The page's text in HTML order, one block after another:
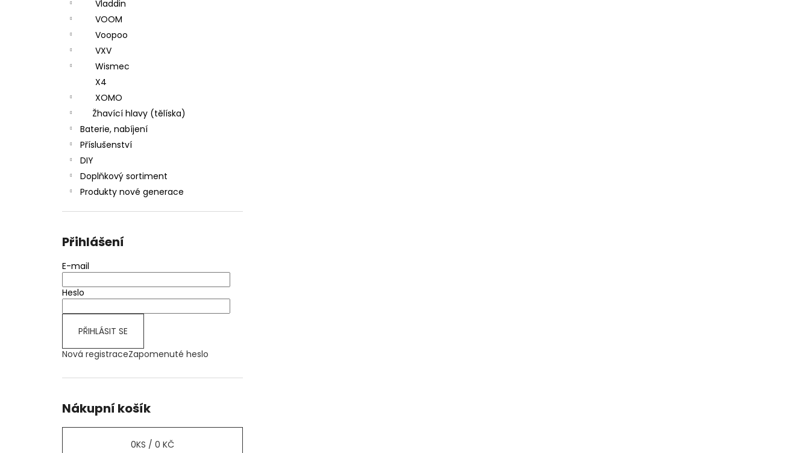
Vladdin
VOOM
Voopoo
VXV
Wismec
X4
XOMO
Žhavící hlavy (tělíska)
Baterie, nabíjení
Příslušenství
DIY
Doplňkový sortiment
Produkty nové generace
Přihlášení
E-mail
Heslo
PŘIHLÁSIT SE
Nová registraceZapomenuté heslo
Nákupní košík
0KS / 0 KČ